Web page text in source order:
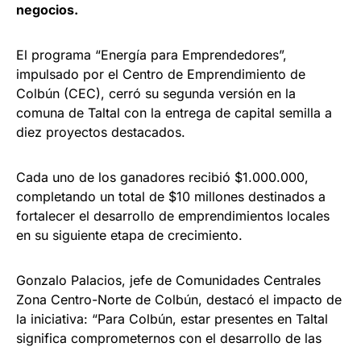
negocios.
El programa “Energía para Emprendedores”,
impulsado por el Centro de Emprendimiento de
Colbún (CEC), cerró su segunda versión en la
comuna de Taltal con la entrega de capital semilla a
diez proyectos destacados.
Cada uno de los ganadores recibió $1.000.000,
completando un total de $10 millones destinados a
fortalecer el desarrollo de emprendimientos locales
en su siguiente etapa de crecimiento.
Gonzalo Palacios, jefe de Comunidades Centrales
Zona Centro-Norte de Colbún, destacó el impacto de
la iniciativa: “Para Colbún, estar presentes en Taltal
significa comprometernos con el desarrollo de las